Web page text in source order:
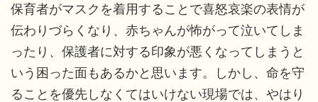
保育者がマスクを着用することで喜怒哀楽の表情が
伝わりづらくなり、赤ちゃんが怖がって泣いてしま
ったり、保護者に対する印象が悪くなってしまうと
いう困った面もあるかと思います。しかし、命を守
ることを優先しなくてはいけない現場では、やはり